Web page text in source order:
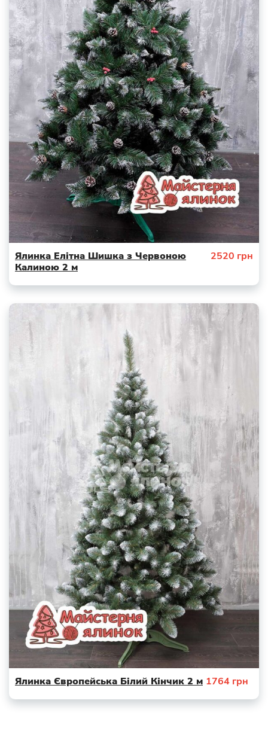
Ялинка Елітна Шишка з Червоною
Калиною 2 м
2520 грн
Ялинка Європейська Білий Кінчик 2 м 1764 грн